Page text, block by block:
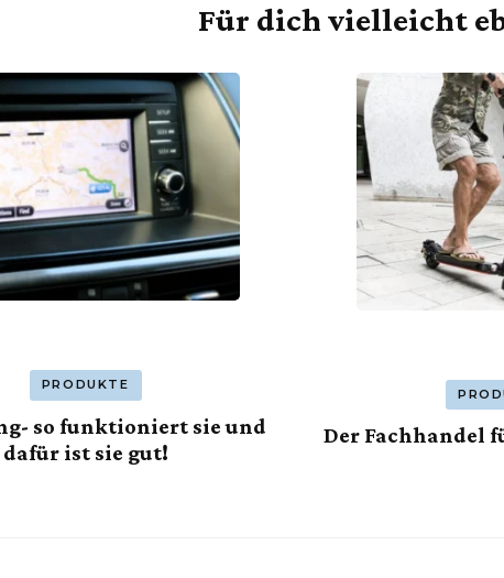
Für dich vielleicht
PRODUKTE
so funktioniert sie und
dafür ist sie gut!
Der Fachhandel